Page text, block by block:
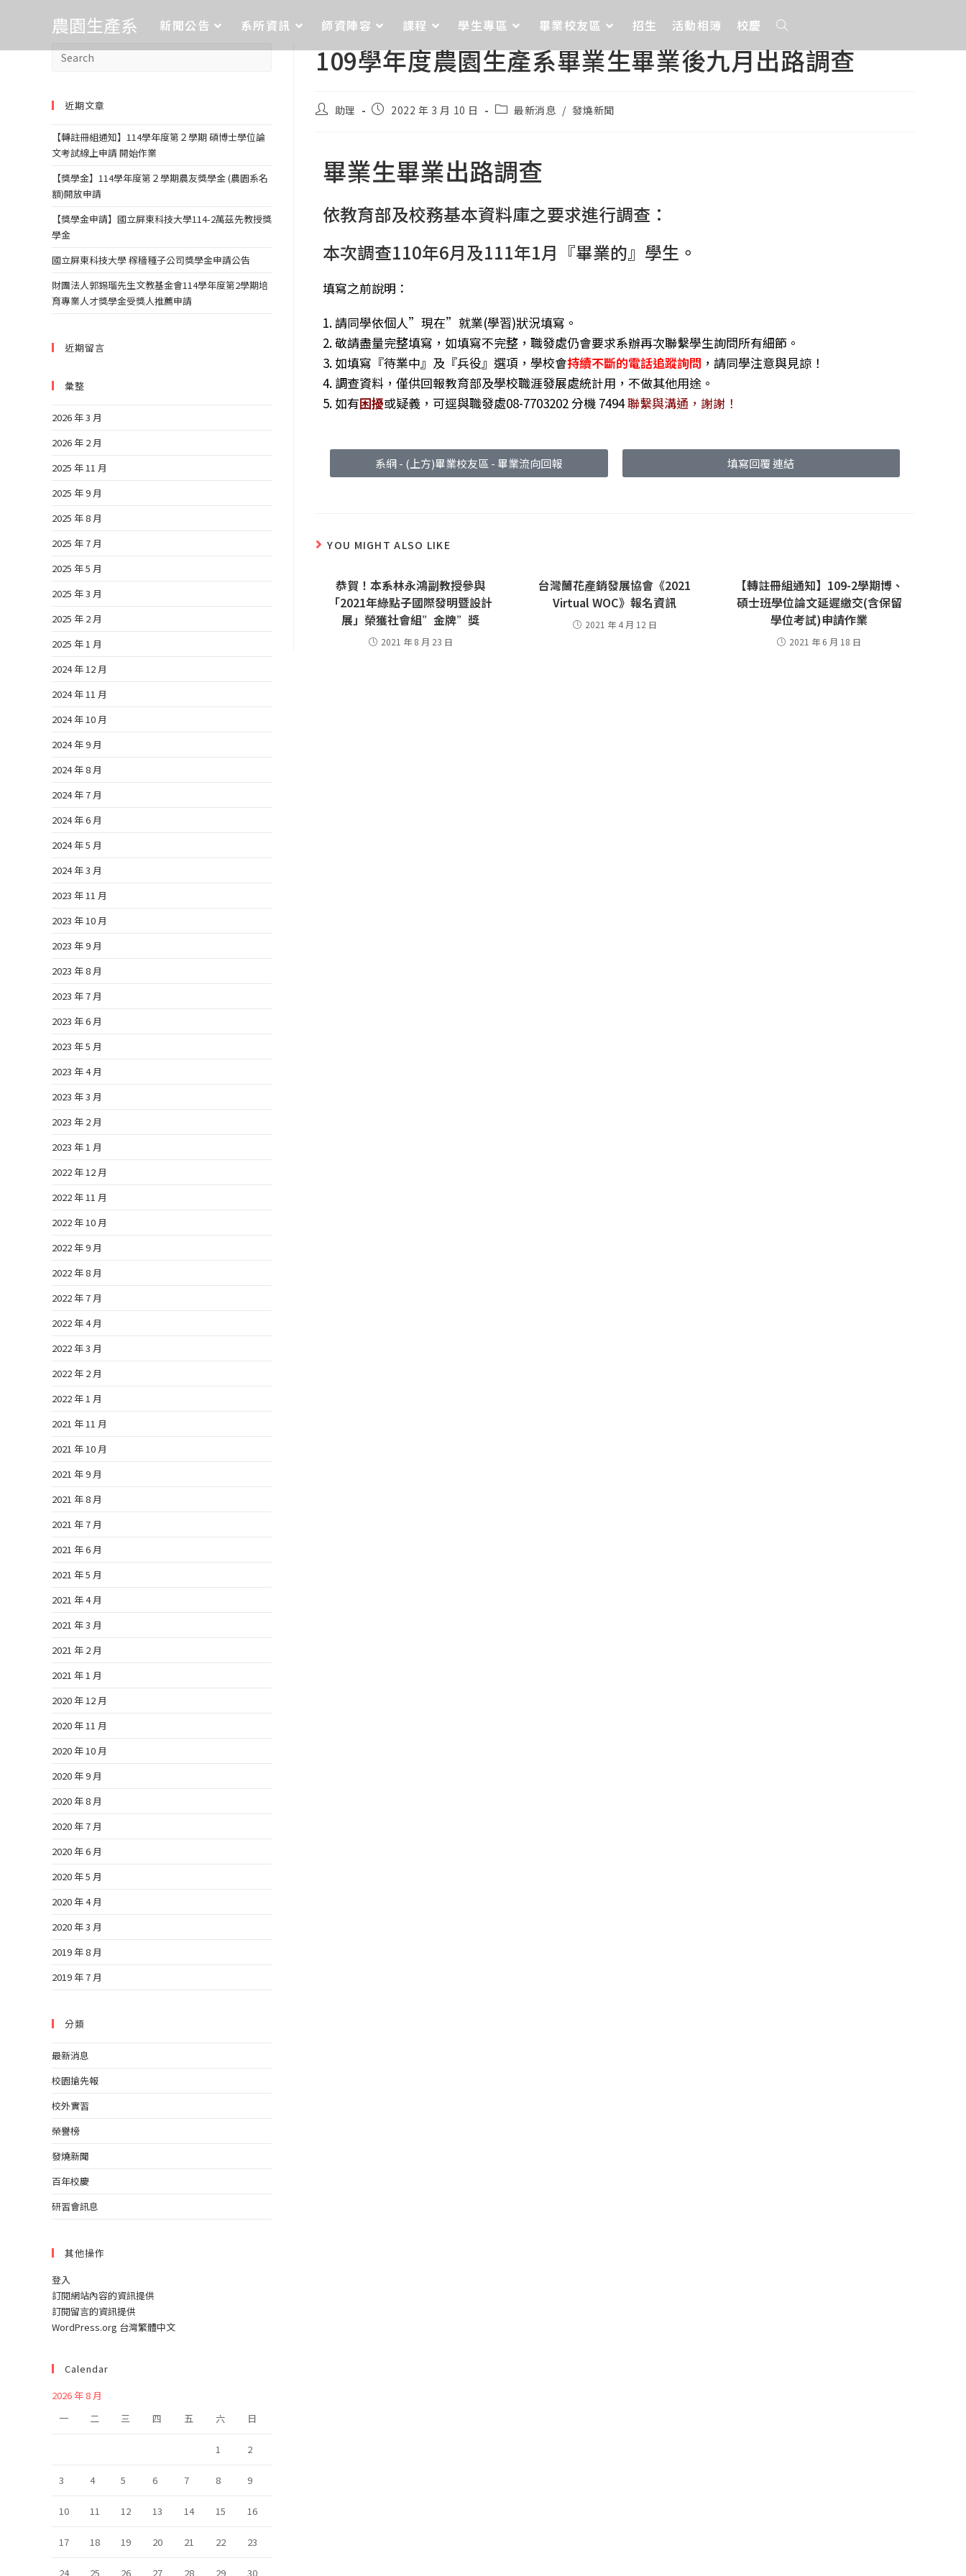
農園生產系 新聞公告 系所資訊 師資陣容 課程 學生專區 畢業校友區 招生 活動相簿 校慶
109學年度農園生產系畢業生畢業後九月出路調查
助理 2022 年 3 月 10 日 最新消息 / 發燒新聞
畢業生畢業出路調查
依教育部及校務基本資料庫之要求進行調查：
本次調查110年6月及111年1月『畢業的』學生。
填寫之前說明：
1. 請同學依個人”現在”就業(學習)狀況填寫。
2. 敬請盡量完整填寫，如填寫不完整，職發處仍會要求系辦再次聯繫學生詢問所有細節。
3. 如填寫『待業中』及『兵役』選項，學校會持續不斷的電話追蹤詢問 ，請同學注意與見諒！
4. 調查資料，僅供回報教育部及學校職涯發展處統計用，不做其他用途。
5. 如有困擾或疑義，可逕與職發處08-7703202 分機 7494聯繫與溝通，謝謝！
系網 - (上方)畢業校友區 - 畢業流向回報 填寫回覆 連結
YOU MIGHT ALSO LIKE
恭賀！本系林永鴻副教授參與
「2021年綠點子國際發明暨設計
展」榮獲社會組”金牌”獎
2021 年 8 月 23 日
台灣蘭花產銷發展協會《2021
Virtual WOC》報名資訊
2021 年 4 月 12 日
【轉註冊組通知】109-2學期博、
碩士班學位論文延遲繳交(含保留
學位考試)申請作業
2021 年 6 月 18 日
近期文章
【轉註冊組通知】114學年度第２學期 碩博士學位論
文考試線上申請 開始作業
【獎學金】114學年度第２學期農友獎學金 (農園系名
額)開放申請
【獎學金申請】國立屏東科技大學114-2萬茲先教授獎
學金
國立屏東科技大學 稼穡種子公司獎學金申請公告
財團法人郭錫瑠先生文教基金會114學年度第2學期培
育專業人才獎學金受獎人推薦申請
近期留言
彙整
2026 年 3 月
2026 年 2 月
2025 年 11 月
2025 年 9 月
2025 年 8 月
2025 年 7 月
2025 年 5 月
2025 年 3 月
2025 年 2 月
2025 年 1 月
2024 年 12 月
2024 年 11 月
2024 年 10 月
2024 年 9 月
2024 年 8 月
2024 年 7 月
2024 年 6 月
2024 年 5 月
2024 年 3 月
2023 年 11 月
2023 年 10 月
2023 年 9 月
2023 年 8 月
2023 年 7 月
2023 年 6 月
2023 年 5 月
2023 年 4 月
2023 年 3 月
2023 年 2 月
2023 年 1 月
2022 年 12 月
2022 年 11 月
2022 年 10 月
2022 年 9 月
2022 年 8 月
2022 年 7 月
2022 年 4 月
2022 年 3 月
2022 年 2 月
2022 年 1 月
2021 年 11 月
2021 年 10 月
2021 年 9 月
2021 年 8 月
2021 年 7 月
2021 年 6 月
2021 年 5 月
2021 年 4 月
2021 年 3 月
2021 年 2 月
2021 年 1 月
2020 年 12 月
2020 年 11 月
2020 年 10 月
2020 年 9 月
2020 年 8 月
2020 年 7 月
2020 年 6 月
2020 年 5 月
2020 年 4 月
2020 年 3 月
2019 年 8 月
2019 年 7 月
分類
最新消息
校園搶先報
校外實習
榮譽榜
發燒新聞
百年校慶
研習會訊息
其他操作
登入
訂閱網站內容的資訊提供
訂閱留言的資訊提供
WordPress.org 台灣繁體中文
Calendar
2026 年 8 月
一
二 三 四 五 六 日
1 2
3 4 5 6 7 8 9
10 11 12 13 14 15 16
17 18 19 20 21 22 23
24 25 26 27 28 29 30